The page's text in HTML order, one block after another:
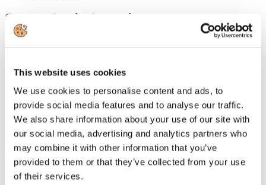
This website uses cookies
We use cookies to personalise content and ads, to
provide social media features and to analyse our traffic.
We also share information about your use of our site with
our social media, advertising and analytics partners who
may combine it with other information that you’ve
provided to them or that they’ve collected from your use
of their services.
Cerca tra le aziende associate
Ragione Sociale
Categorie merceologiche